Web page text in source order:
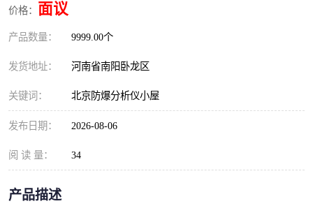
价格： 面议
产品数量： 9999.00个
发货地址： 河南省南阳卧龙区
关键词： 北京防爆分析仪小屋
发布日期： 2026-08-06
阅 读 量： 34
产品描述